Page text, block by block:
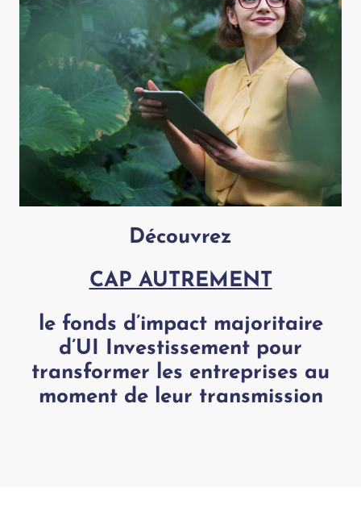
Découvrez
CAP AUTREMENT
le fonds d’impact majoritaire
d’UI Investissement pour
transformer les entreprises au
moment de leur transmission